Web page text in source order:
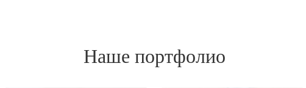
Наше портфолио